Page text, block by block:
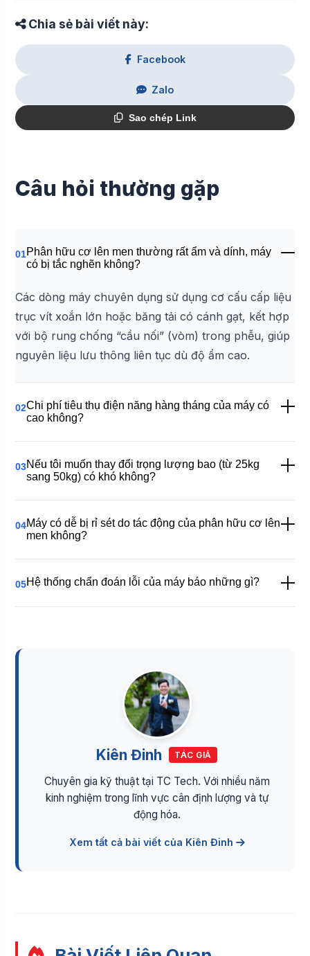
Chia sẻ bài viết này:
Facebook
Zalo
Sao chép Link
Câu hỏi thường gặp
01Phân hữu cơ lên men thường rất ẩm và dính, máy
có bị tắc nghẽn không?
Các dòng máy chuyên dụng sử dụng cơ cấu cấp liệu
trục vít xoắn lớn hoặc băng tải có cánh gạt, kết hợp
với bộ rung chống “cầu nối” (vòm) trong phễu, giúp
nguyên liệu lưu thông liên tục dù độ ẩm cao.
02Chi phí tiêu thụ điện năng hàng tháng của máy có
cao không?
03Nếu tôi muốn thay đổi trọng lượng bao (từ 25kg
sang 50kg) có khó không?
04Máy có dễ bị rỉ sét do tác động của phân hữu cơ lên
men không?
05Hệ thống chẩn đoán lỗi của máy báo những gì?
Kiên Đinh TÁC GIẢ
Chuyên gia kỹ thuật tại TC Tech. Với nhiều năm
kinh nghiệm trong lĩnh vực cân định lượng và tự
động hóa.
Xem tất cả bài viết của Kiên Đinh